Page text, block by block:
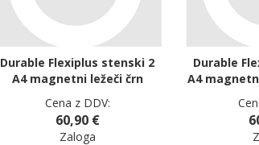
Durable Flexiplus stenski 2
A4 magnetni ležeči črn
Cena z DDV:
60,90 €
Zaloga
Durable
A4